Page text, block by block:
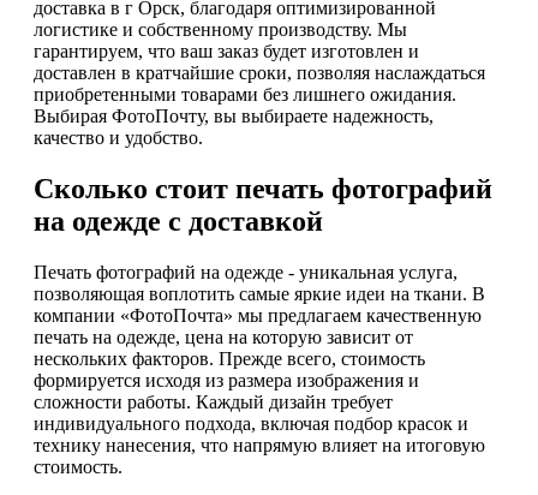
доставка в г Орск, благодаря оптимизированной
логистике и собственному производству. Мы
гарантируем, что ваш заказ будет изготовлен и
доставлен в кратчайшие сроки, позволяя наслаждаться
приобретенными товарами без лишнего ожидания.
Выбирая ФотоПочту, вы выбираете надежность,
качество и удобство.
Сколько стоит печать фотографий
на одежде с доставкой
Печать фотографий на одежде - уникальная услуга,
позволяющая воплотить самые яркие идеи на ткани. В
компании «ФотоПочта» мы предлагаем качественную
печать на одежде, цена на которую зависит от
нескольких факторов. Прежде всего, стоимость
формируется исходя из размера изображения и
сложности работы. Каждый дизайн требует
индивидуального подхода, включая подбор красок и
технику нанесения, что напрямую влияет на итоговую
стоимость.